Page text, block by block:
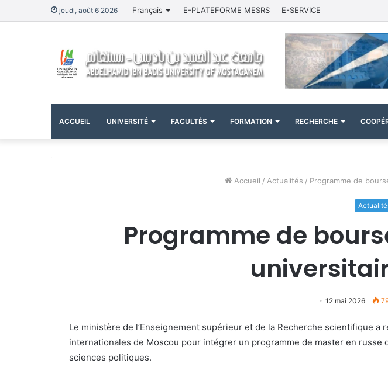
jeudi, août 6 2026 Français E-PLATEFORME MESRS E-SERVICE
ACCUEIL UNIVERSITÉ FACULTÉS FORMATION RECHERCHE
Accueil / Actualités / Programme de
Programme de
12 mai 2026
Le ministère de l’Enseignement supérieur et de la Recherche scientifique a
internationales de Moscou pour intégrer un programme de master en
sciences politiques.